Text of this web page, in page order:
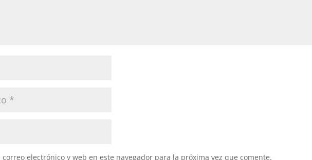
electrónico y web en este navegador para la próxima vez que comente.